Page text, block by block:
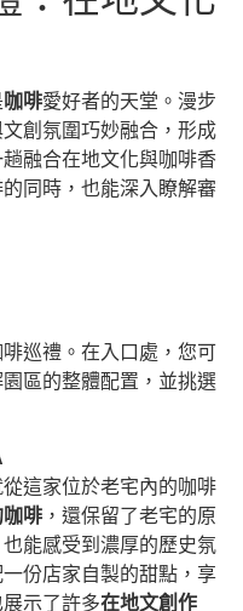
咖啡愛好者的天堂。漫步
創氛圍巧妙融合，形成
融合在地文化與咖啡香
同時，也能深入瞭解審
巡禮。在入口處，您可
區的整體配置，並挑選
這家位於老宅內的咖啡
咖啡 ，還保留了老宅的原
能感受到濃厚的歷史氛
份店家自製的甜點，享
示了許多在地文創作